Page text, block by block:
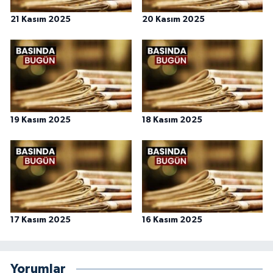
21 Kasım 2025 20 Kasım 2025
19 Kasım 2025 18 Kasım 2025
17 Kasım 2025 16 Kasım 2025
Yorumlar
Gümüşhane Müftülüğü
Hakkari Müftülüğü
Hatay Müftülüğü
Iğdır Müftülüğü
İstanbul Müftülüğü
İzmir Müftülüğü